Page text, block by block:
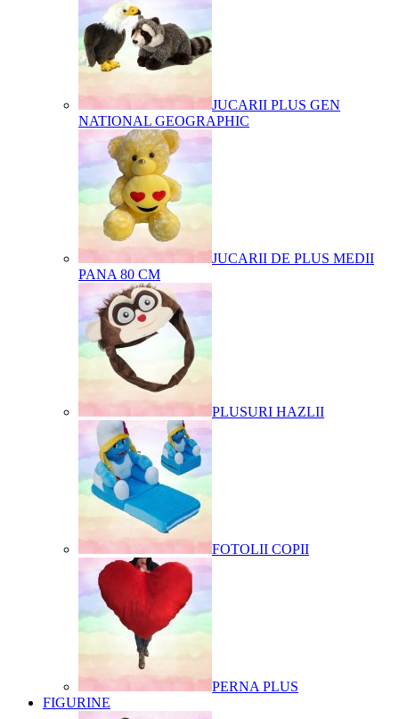
JUCARII PLUS GEN
NATIONAL GEOGRAPHIC
JUCARII DE PLUS MEDII
PANA 80 CM
PLUSURI HAZLII
FOTOLII COPII
PERNA PLUS
FIGURINE